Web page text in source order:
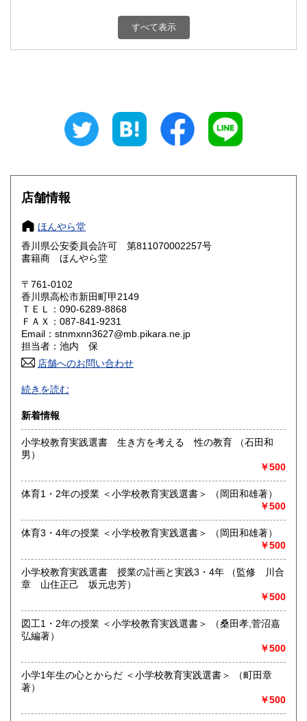
600円 富山県
600円 三重県
大阪府
奈良県
鳥取県 600円 島根県
岡山県
山口県 600円
香川県 600円 愛媛県
高知県 600円
佐賀県
熊本県 600円 大分県 600円
宮崎県
600円
すべて表示
店舗情報
ほんやら堂
香川県公安委員会許可 第811070002257号
書籍商 ほんやら堂
〒761-0102
香川県高松市新田町甲2149
ＴＥＬ：090-6289-8868
ＦＡＸ：087-841-9231
Email：stnmxnn3627@mb.pikara.ne.jp
担当者：池内 保
店舗へのお問い合わせ
書籍を愛する皆様に、本や雑誌の知られざる魅力を
お伝えしたいと思いますので、よろしくお願いいたします。
沿線名：JR四国 高徳線
最寄駅：屋島駅
営業時間：店舗なし
定休日：—
書籍の買取について
書籍の買取りを行っております。香川県内は、出張費無料で
迅速にお伺いいたします。まずはご相談ください。ご連絡を
お待ちいたしております。
取り扱い分野
歴史、美術工芸、外国文学、趣味、サブカルチャー、古書一
般（その他）
続きを読む
新着情報
小学校教育実践選書 生き方を考える 性の教育 （石田和
男）
￥500
体育1・2年の授業 ＜小学校教育実践選書＞ （岡田和雄著）
￥500
体育3・4年の授業 ＜小学校教育実践選書＞ （岡田和雄著）
￥500
小学校教育実践選書 授業の計画と実践3・4年 （監修 川合
章 山住正己 坂元忠芳）
￥500
図工1・2年の授業 ＜小学校教育実践選書＞ （桑田孝,菅沼嘉
弘編著）
￥500
小学1年生の心とからだ ＜小学校教育実践選書＞ （町田章
著）
￥500